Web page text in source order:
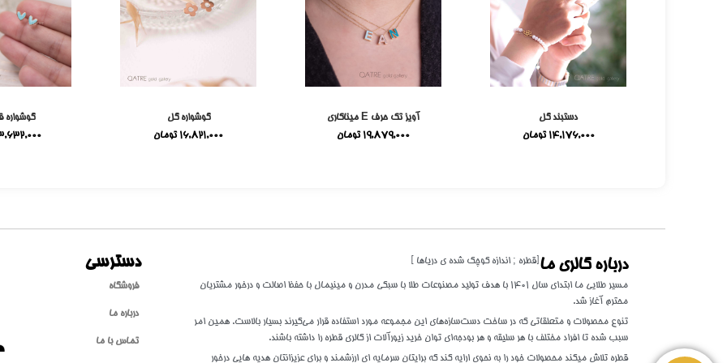
دستبند گل
14,176,000 تومان
آویز تک حرف E میناکاری
19,879,000 تومان
گوشواره گل
16,821,000 تومان
گوشواره
درباره گالری ما [قطره ; اندازه کوچک شده ی دریاها ]
مسیر طلایی ما ابتدای سال 1401 با هدف تولید مصنوعات طلا با سبکی مدرن و مینیمال با حفظ اصالت و درخور مشتریان
محترم آغاز شد.
تنوع محصولات و متعلقاتی که در ساخت دست‌سازه‌های این مجموعه مورد استفاده قرار می‌گیرند بسیار بالاست. همین امر
سبب شده تا افراد مختلف با هر سلیقه و هر بودجه‌ای توان خرید زیورآلات از گالری قطره را داشته باشند.
قطره تلاش میکند محصولات خود را به نحوی ارایه کند که برایتان سرمایه ای ارزشمند و برای عزیزانتان هدیه هایی درخور
دسترسی
فروشگاه
درباره ما
تماس با ما